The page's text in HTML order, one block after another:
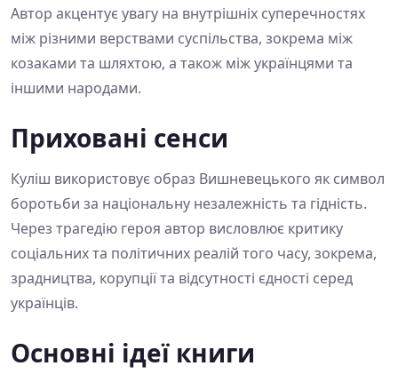
Автор акцентує увагу на внутрішніх суперечностях
між різними верствами суспільства, зокрема між
козаками та шляхтою, а також між українцями та
іншими народами.
Приховані сенси
Куліш використовує образ Вишневецького як символ
боротьби за національну незалежність та гідність.
Через трагедію героя автор висловлює критику
соціальних та політичних реалій того часу, зокрема,
зрадництва, корупції та відсутності єдності серед
українців.
Основні ідеї книги